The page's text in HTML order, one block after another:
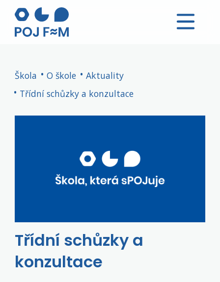
Škola O škole
Aktuality
Třídní schůzky a konzultace
Třídní schůzky a
konzultace